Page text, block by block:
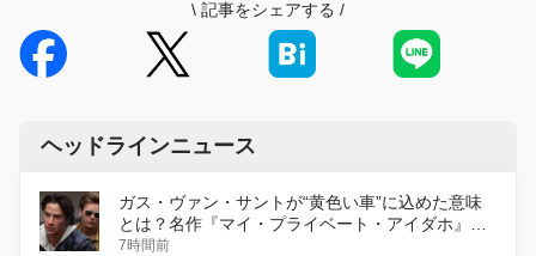
\ 記事をシェアする /
ヘッドラインニュース
ガス・ヴァン・サントが“黄色い車”に込めた意味
とは？名作『マイ・プライベート・アイダホ』が
初のデジタルリマスター版で復活
7時間前